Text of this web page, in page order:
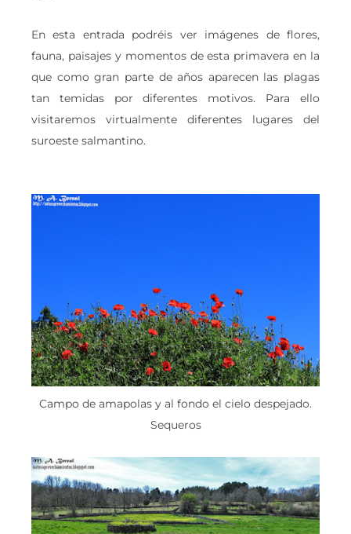
En esta entrada podréis ver imágenes de flores,
fauna, paisajes y momentos de esta primavera en la
que como gran parte de años aparecen las plagas
tan temidas por diferentes motivos. Para ello
visitaremos virtualmente diferentes lugares del
suroeste salmantino.
Campo de amapolas y al fondo el cielo despejado.
Sequeros